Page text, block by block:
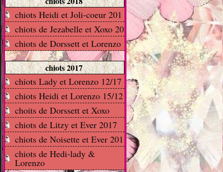
chiots Heidi et Joli-coeur 201
chiots de Jezabelle et Xoxo 20
chiots de Dorssett et Lorenzo
chiots 2017
chiots Lady et Lorenzo 12/17
chiots Heidi et Lorenzo 15/12
choits de Dorssett et Xoxo
chiots de Litzy et Ever 2017
chiots de Noisette et Ever 201
chiots de Hedi-lady &
Lorenzo